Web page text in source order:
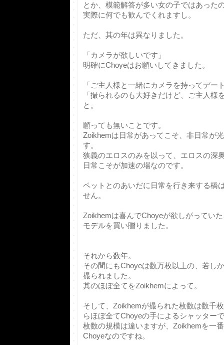
とか、模範解答が多い女の子ではあった
実際に何でも歓んでくれますし。
ただ、其の年は異なりました。
「カメラが欲しいです」
明確にChoyeはお願いしてきました。
「ご主人様と一緒にカメラを持ってデー
「撮られるのも大好きだけど、ご主人様
と。
願っても無いことです。
Zoikhemは日常があってこそ、非日常が
す。
狭義のエロスのみを以って、エロスの深
日常こそが加速の場なのです。
ペットとのあいだに日常を行き来する橋
せん。
Zoikhemは喜んでChoyeが欲しがってい
モデルを買い贈りました。
それから数年。
その間にもChoyeは数万枚以上の、若し
撮られました。
其のほぼ全てをZoikhemによって。
そして、Zoikhemが撮られた枚数は数千
らほぼ全てChoyeの手によるシャッター
枚数の規模は違いますが、Zoikhemを一
Choyeなのですね。